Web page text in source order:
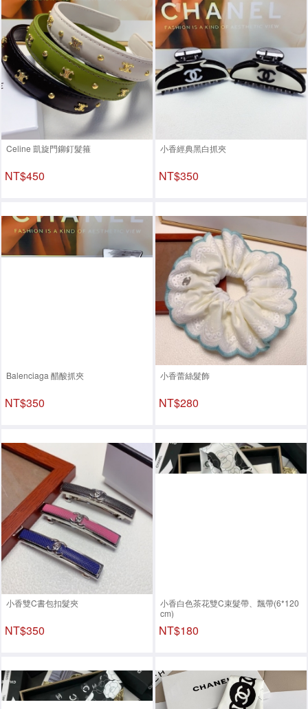
Celine 凱旋門鉚釘髮箍
NT$450
小香經典黑白抓夾
NT$350
Balenciaga 醋酸抓夾
NT$350
小香蕾絲髮飾
NT$280
小香雙C書包扣髮夾
NT$350
小香白色茶花雙C束髮帶、飄帶(6*120
cm)
NT$180